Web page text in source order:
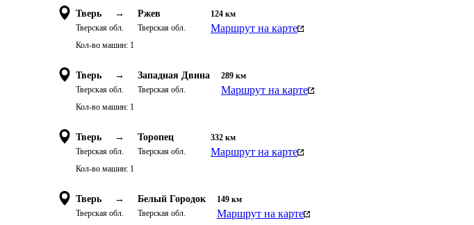
Тверь →
Тверская обл.
Ржев
Тверская обл.
124 км
Маршрут на карте
Кол-во машин: 1
Тверь →
Тверская обл.
Западная Двина
Тверская обл.
289 км
Маршрут на карте
Кол-во машин: 1
Тверь →
Тверская обл.
Торопец
Тверская обл.
332 км
Маршрут на карте
Кол-во машин: 1
Тверь →
Тверская обл.
Белый Городок
Тверская обл.
149 км
Маршрут на карте